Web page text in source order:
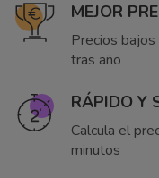
MEJOR
Precios
tras año
RÁPIDO Y
Calcula el
minutos